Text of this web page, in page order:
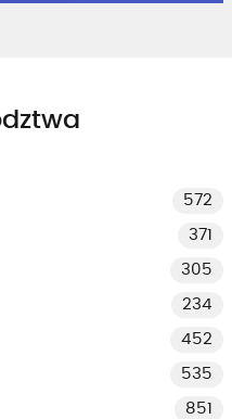
572
371
305
234
452
535
851